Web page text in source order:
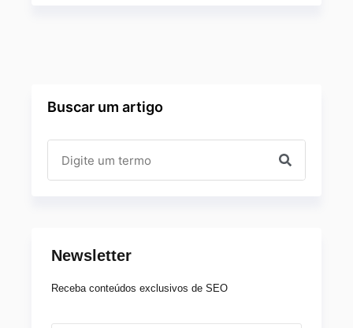
Buscar um artigo
Newsletter
Receba conteúdos exclusivos de SEO